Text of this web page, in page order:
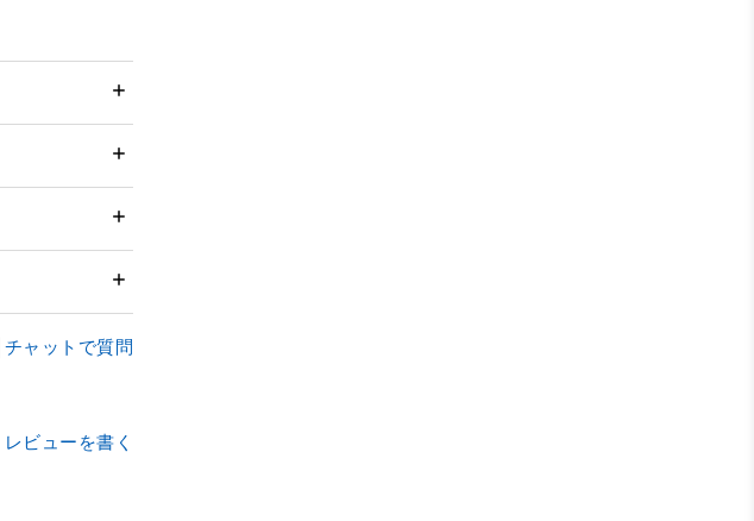
チャットで質問
レビューを書く